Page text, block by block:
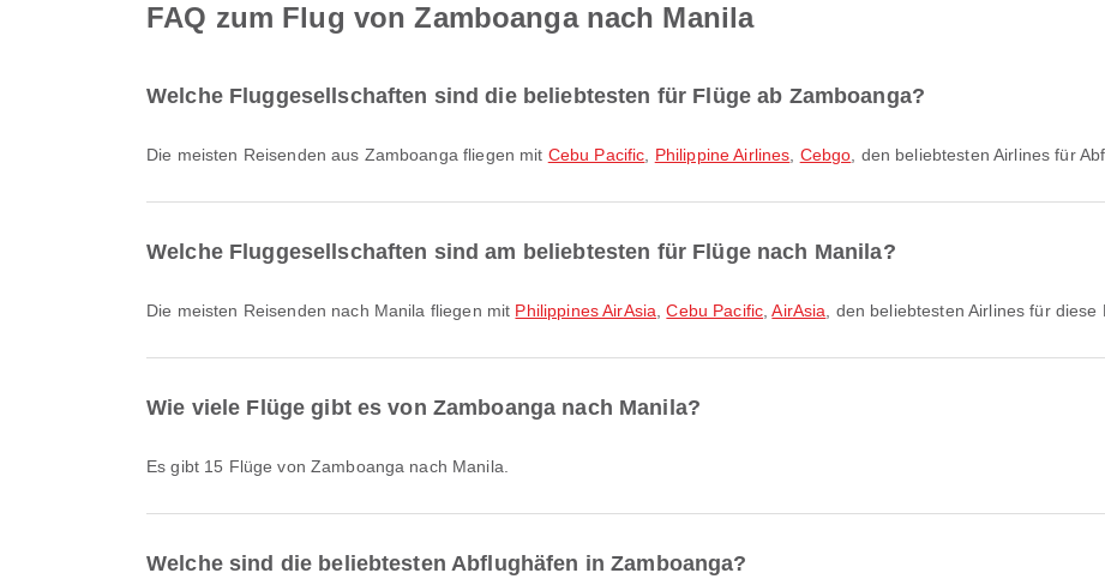
FAQ zum Flug von Zamboanga nach Manila
Welche Fluggesellschaften sind die beliebtesten für Flüge ab Zamboanga?
Die meisten Reisenden aus Zamboanga fliegen mit Cebu Pacific Philippine Airlines Cebgo , den beliebtesten Airlines für
Welche Fluggesellschaften sind am beliebtesten für Flüge nach Manila?
Die meisten Reisenden nach Manila fliegen mit Philippines AirAsia ,Cebu Pacific ,AirAsia , den beliebtesten Airlines für diese
Wie viele Flüge gibt es von Zamboanga nach Manila?
Es gibt 15 Flüge von Zamboanga nach Manila.
Welche sind die beliebtesten Abflughäfen in Zamboanga?